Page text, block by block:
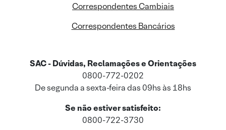
Correspondentes Cambiais
Correspondentes Bancários
SAC - Dúvidas, Reclamações e Orientações
0800-772-0202
De segunda a sexta-feira das 09hs às 18hs
Se não estiver satisfeito:
0800-722-3730